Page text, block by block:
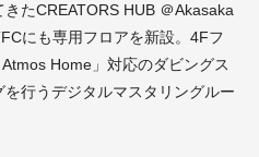
たCREATORS HUB ＠Akasaka
にも専用フロアを新設。4Fフ
Home」対応のダビングス
行うデジタルマスタリングルー